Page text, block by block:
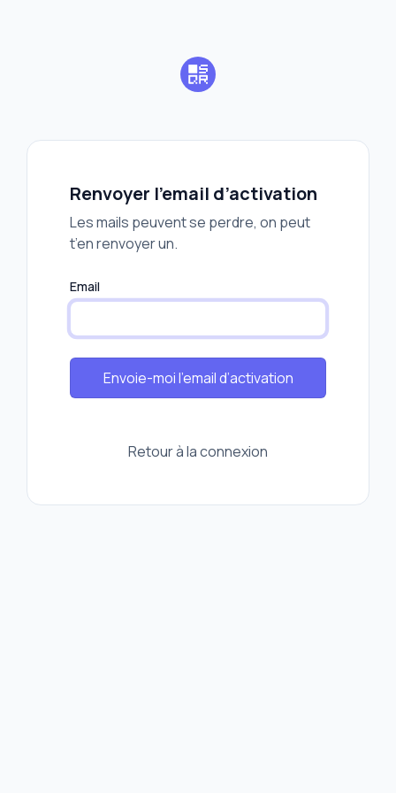
Renvoyer l’email d’activation
Les mails peuvent se perdre, on peut
t’en renvoyer un.
Email
Envoie-moi l’email d’activation
Retour à la connexion